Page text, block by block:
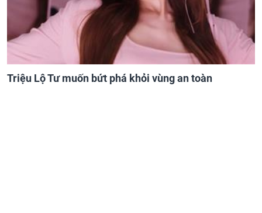
Triệu Lộ Tư muốn bứt phá khỏi vùng an toàn